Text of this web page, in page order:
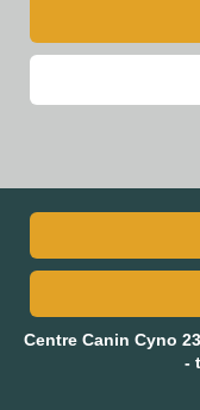
Centre Canin Cyno
-